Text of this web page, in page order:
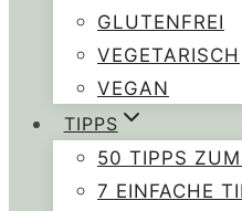
GLUTENFREI
VEGETARISCH
VEGAN
TIPPS
50 TIPPS
7 EINFACHE